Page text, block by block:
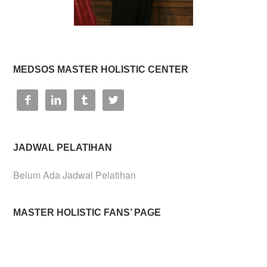
MEDSOS MASTER HOLISTIC CENTER
   
JADWAL PELATIHAN
Belum Ada Jadwal Pelatihan
MASTER HOLISTIC FANS’ PAGE